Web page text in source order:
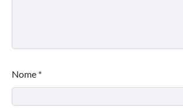
Nome *